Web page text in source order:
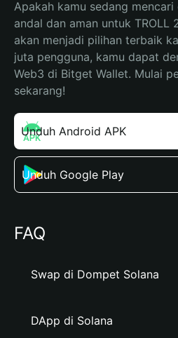
Apakah kamu sedang
andal dan aman untuk TROLL
akan menjadi pilihan terbaik
juta pengguna, kamu dapat
Web3 di Bitget Wallet. Mulai
sekarang!
Unduh Android APK
Unduh Google Play
FAQ
Swap di Dompet Solana
DApp di Solana